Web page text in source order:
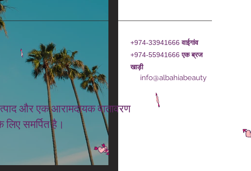
+974-33941666वाईगांव
+974-55941666एक ब्रज
खाड़ी
info@albahiabeauty
और एक आरामदायक वातावरण
समर्पित है।